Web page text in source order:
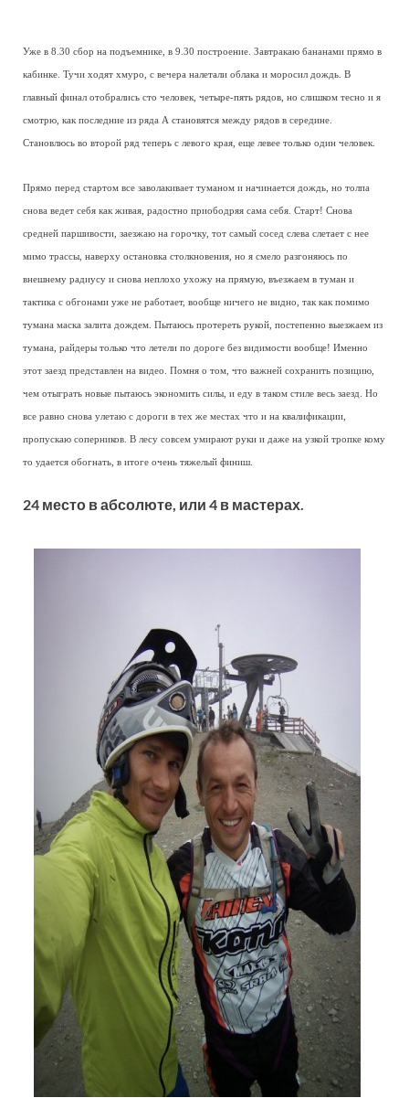
Уже в 8.30 сбор на подъемнике, в 9.30 построение. Завтракаю бананами прямо в
кабинке. Тучи ходят хмуро, с вечера налетали облака и моросил дождь. В
главный финал отобрались сто человек, четыре-пять рядов, но слишком тесно и я
смотрю, как последние из ряда А становятся между рядов в середине.
Становлюсь во второй ряд теперь с левого края, еще левее только один человек.
Прямо перед стартом все заволакивает туманом и начинается дождь, но толпа
снова ведет себя как живая, радостно приободряя сама себя. Старт! Снова
средней паршивости, заезжаю на горочку, тот самый сосед слева слетает с нее
мимо трассы, наверху остановка столкновения, но я смело разгоняюсь по
внешнему радиусу и снова неплохо ухожу на прямую, въезжаем в туман и
тактика с обгонами уже не работает, вообще ничего не видно, так как помимо
тумана маска залита дождем. Пытаюсь протереть рукой, постепенно выезжаем из
тумана, райдеры только что летели по дороге без видимости вообще! Именно
этот заезд представлен на видео. Помня о том, что важней сохранить позицию,
чем отыграть новые пытаюсь экономить силы, и еду в таком стиле весь заезд. Но
все равно снова улетаю с дороги в тех же местах что и на квалификации,
пропускаю соперников. В лесу совсем умирают руки и даже на узкой тропке кому
то удается обогнать, в итоге очень тяжелый финиш.
24 место в абсолюте, или 4 в мастерах.